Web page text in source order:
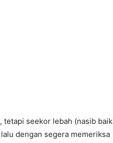
tetapi seekor lebah (nasib baik
dengan segera memeriksa